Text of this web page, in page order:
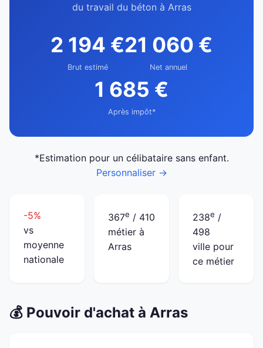
du travail du béton à Arras
2 194 €
Brut estimé
21 060 €
Net annuel
1 685 €
Après impôt*
*Estimation pour un célibataire sans enfant.
Personnaliser →
-5%
vs
moyenne
nationale
367e / 410
métier à
Arras
238e /
498
ville pour
ce métier
💰 Pouvoir d'achat à Arras